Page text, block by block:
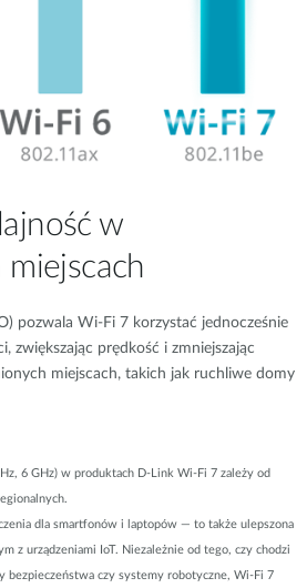
w
miejscach
pozwala Wi-Fi 7 korzystać jednocześnie
zwiększając prędkość i zmniejszając
miejscach, takich jak ruchliwe domy
6 GHz) w produktach D-Link Wi-Fi 7 zależy od
dla smartfonów i laptopów — to także ulepszona
z urządzeniami IoT. Niezależnie od tego, czy chodzi
bezpieczeństwa czy systemy robotyczne, Wi-Fi 7